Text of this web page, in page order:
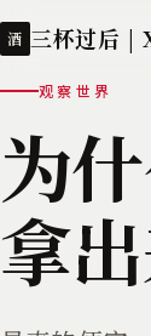
酒
观察世界
为
拿